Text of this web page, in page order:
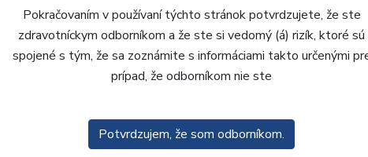
Pokračovaním v používaní týchto stránok potvrdzujete, že ste
zdravotníckym odborníkom a že ste si vedomý (á) rizík, ktoré sú
spojené s tým, že sa zoznámite s informáciami takto určenými
prípad, že odborníkom nie ste
Potvrdzujem, že som odborníkom.